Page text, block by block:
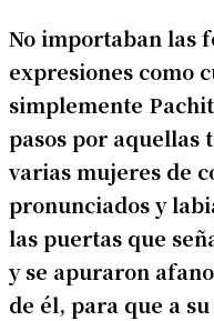
No importaban las
expresiones como
simplemente
pasos por aquellas
varias mujeres de
pronunciados y
las puertas que
y se apuraron
de él, para que a